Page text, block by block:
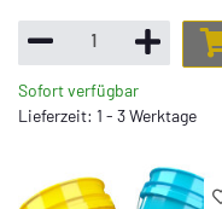
Sofort verfügbar
Lieferzeit: 1 - 3 Werktage